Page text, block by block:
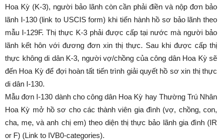
Hoa Kỳ (K-3), người bảo lãnh còn cần phải điền và nộp đơn bảo
lãnh I-130 (link to USCIS form) khi tiến hành hồ sơ bảo lãnh theo
mẫu I-129F. Thị thực K-3 phải được cấp tại nước mà người bảo
lãnh kết hôn với đương đơn xin thị thực. Sau khi được cấp thị
thực không di dân K-3, người vợ/chồng của công dân Hoa Kỳ sẽ
đến Hoa Kỳ để đợi hoàn tất tiến trình giải quyết hồ sơ xin thị thực
di dân I-130.
Mẫu đơn I-130 dành cho công dân Hoa Kỳ hay Thường Trú Nhân
Hoa Kỳ mở hồ sơ cho các thành viên gia đình (vợ, chồng, con,
cha, mẹ, và anh chị em) theo diện thị thực bảo lãnh gia đình (IR
or F) (Link to IVB0-categories).